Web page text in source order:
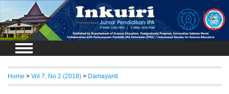
Login
Home > Vol 7, No 2 (2018) > Damayanti